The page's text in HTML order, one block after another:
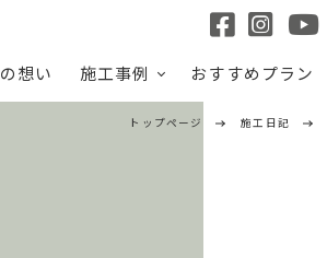
想い 施工事例 おすすめプラン
トップページ 施工日記